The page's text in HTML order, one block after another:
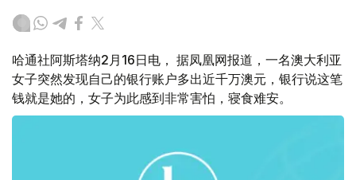
哈通社阿斯塔纳2月16日电， 据凤凰网报道，一名澳大利亚
女子突然发现自己的银行账户多出近千万澳元，银行说这笔
钱就是她的，女子为此感到非常害怕，寝食难安。